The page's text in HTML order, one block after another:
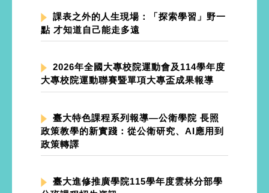
課表之外的人生現場：「探索學習」野一
點 才知道自己能走多遠
2026年全國大專校院運動會及114學年度
大專校院運動聯賽暨單項大專盃成果報導
臺大特色課程系列報導—公衛學院 長照
政策教學的新實踐：從公衛研究、AI應用到
政策轉譯
臺大進修推廣學院115學年度雲林分部學